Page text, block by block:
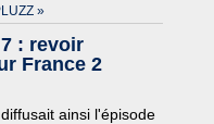
»
: revoir
France 2
ainsi l'épisode